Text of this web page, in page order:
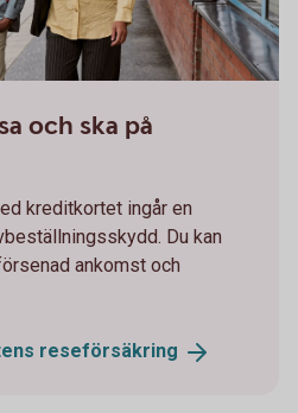
och ska på
kreditkortet ingår en
Du kan
ankomst och
reseförsäkring